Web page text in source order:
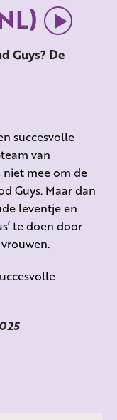
Guys? De
succesvolle
van
niet mee om de
Guys. Maar dan
leventje en
te doen door